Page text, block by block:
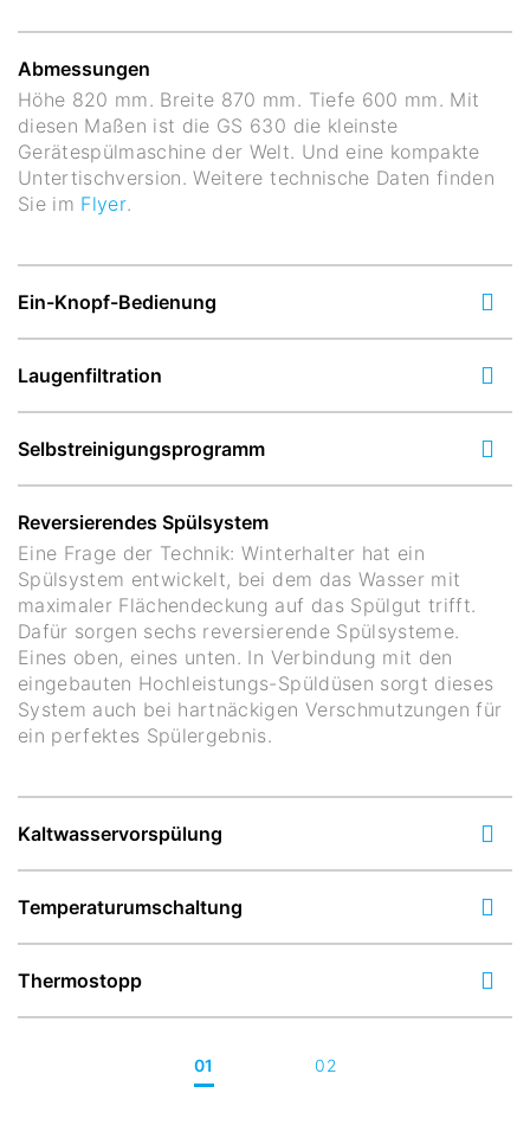
Abmessungen
Höhe 820 mm. Breite 870 mm. Tiefe 600 mm. Mit
diesen Maßen ist die GS 630 die kleinste
Gerätespülmaschine der Welt. Und eine kompakte
Untertischversion. Weitere technische Daten finden
Sie im Flyer.
Ein-Knopf-Bedienung
Laugenfiltration
Selbstreinigungsprogramm
Reversierendes Spülsystem
Eine Frage der Technik: Winterhalter hat ein
Spülsystem entwickelt, bei dem das Wasser mit
maximaler Flächendeckung auf das Spülgut trifft.
Dafür sorgen sechs reversierende Spülsysteme.
Eines oben, eines unten. In Verbindung mit den
eingebauten Hochleistungs-Spüldüsen sorgt dieses
System auch bei hartnäckigen Verschmutzungen für
ein perfektes Spülergebnis.
Kaltwasservorspülung
Temperaturumschaltung
Thermostopp
01 02